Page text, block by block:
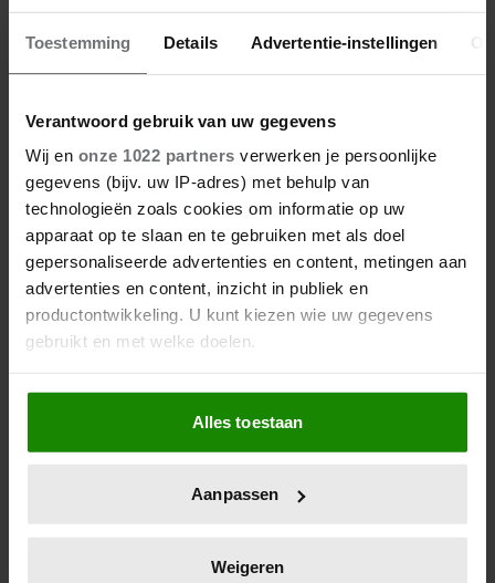
Toestemming Details Advertentie-instellingen
Verantwoord gebruik van uw gegevens
Wij en onze 1022 partners verwerken je persoonlijke
gegevens (bijv. uw IP-adres) met behulp van
technologieën zoals cookies om informatie op uw
apparaat op te slaan en te gebruiken met als doel
gepersonaliseerde advertenties en content, metingen aan
advertenties en content, inzicht in publiek en
productontwikkeling. U kunt kiezen wie uw gegevens
gebruikt en met welke doelen.
Als u het toestaat, willen we ook graag:
Informatie verzamelen over uw geografische
locatie, die tot een paar meter nauwkeurig kan zijn
scannen op specifieke eigenschappen (fingerprinting)
verwerkt en stel uw voorkeuren in het
Alles toestaan
Aanpassen
Weigeren